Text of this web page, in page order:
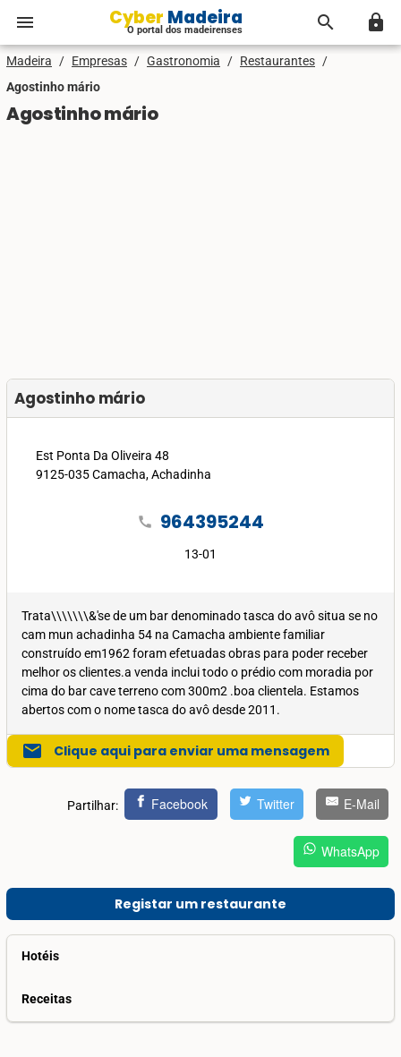
menu Cyber Madeira
O portal dos madeirenses search lock
Madeira / Empresas / Gastronomia / Restaurantes /
Agostinho mário
Agostinho mário
Agostinho mário
Est Ponta Da Oliveira 48
9125-035 Camacha, Achadinha
call 964395244
13-01
Trata\\\\\\\&'se de um bar denominado tasca do avô situa se no
cam mun achadinha 54 na Camacha ambiente familiar
construído em1962 foram efetuadas obras para poder receber
melhor os clientes.a venda inclui todo o prédio com moradia por
cima do bar cave terreno com 300m2 .boa clientela. Estamos
abertos com o nome tasca do avô desde 2011.
mail Clique aqui para enviar uma mensagem
Partilhar: Facebook Twitter E-Mail
WhatsApp
Registar um restaurante
Hotéis
Receitas